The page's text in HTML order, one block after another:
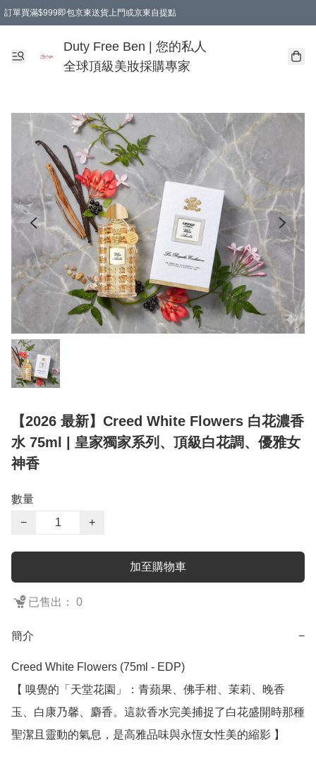
訂單買滿$999即包京東送貨上門或京東自提點
Duty Free Ben | 您的私人
全球頂級美妝採購專家
【2026 最新】Creed White Flowers 白花濃香
水 75ml | 皇家獨家系列、頂級白花調、優雅女
神香
數量
−
+
加至購物車
已售出： 0
簡介 −
Creed White Flowers (75ml - EDP)
【 嗅覺的「天堂花園」：青蘋果、佛手柑、茉莉、晚香
玉、白康乃馨、麝香。這款香水完美捕捉了白花盛開時那種
聖潔且靈動的氣息，是高雅品味與永恆女性美的縮影 】